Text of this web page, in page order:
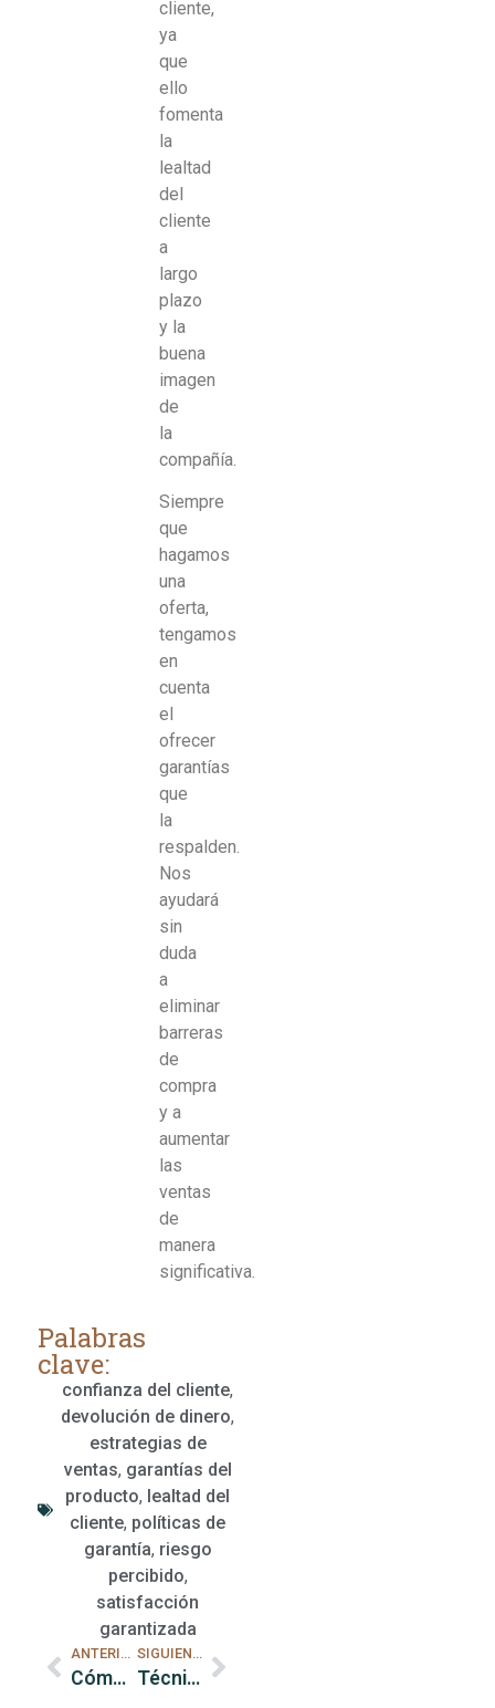
cliente,
ya
que
ello
fomenta
la
lealtad
del
cliente
a
largo
plazo
y la
buena
imagen
de
la
compañía.
Siempre
que
hagamos
una
oferta,
tengamos
en
cuenta
el
ofrecer
garantías
que
la
respalden.
Nos
ayudará
sin
duda
a
eliminar
barreras
de
compra
y a
aumentar
las
ventas
de
manera
significativa.
Palabras
clave:
confianza del cliente,
devolución de dinero,
estrategias de
ventas, garantías del
producto, lealtad del
cliente, políticas de
garantía, riesgo
percibido,
satisfacción
garantizada
Cómo usar testimonios para aumentar la confianza del cliente Técnicas para crear escasez en el mercado